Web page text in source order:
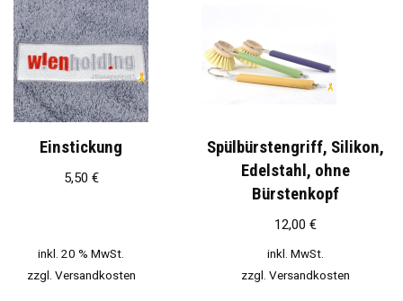
Einstickung
5,50 €
inkl. 20 % MwSt.
zzgl. Versandkosten
Spülbürstengriff, Silikon,
Edelstahl, ohne
Bürstenkopf
12,00 €
inkl. MwSt.
zzgl. Versandkosten